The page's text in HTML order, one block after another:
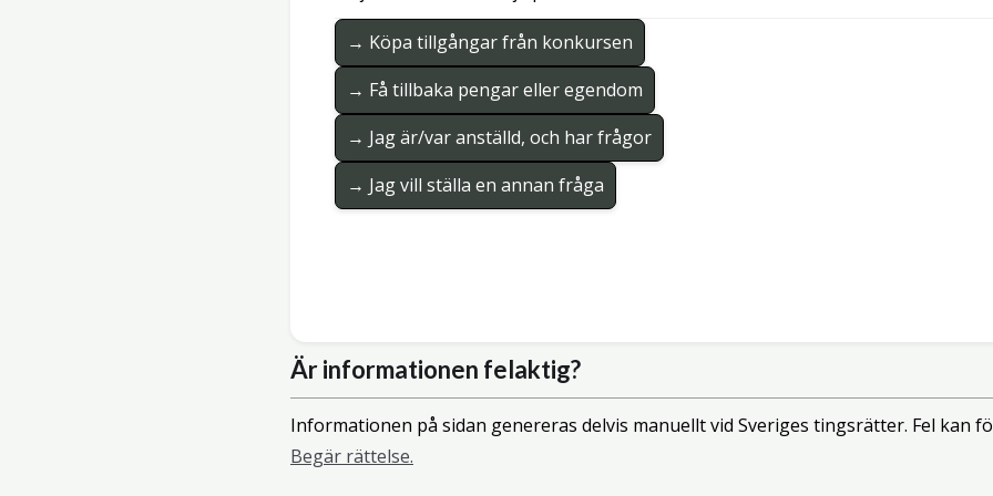
→ Köpa tillgångar från konkursen
→ Få tillbaka pengar eller egendom
→ Jag är/var anställd, och har frågor
→ Jag vill ställa en annan fråga
Är informationen felaktig?
Informationen på sidan genereras delvis manuellt vid Sveriges tingsrätter. Fel kan
Begär rättelse.